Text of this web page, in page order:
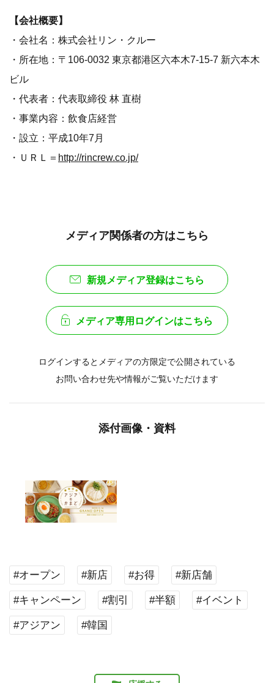
【会社概要】
・会社名：株式会社リン・クルー
・所在地：〒106-0032 東京都港区六本木7-15-7 新六本木
ビル
・代表者：代表取締役 林 直樹
・事業内容：飲食店経営
・設立：平成10年7月
・ＵＲＬ＝ http://rincrew.co.jp/
メディア関係者の方はこちら
新規メディア登録はこちら
メディア専用ログインはこちら
ログインするとメディアの方限定で公開されている
お問い合わせ先や情報がご覧いただけます
添付画像・資料
#オープン #新店 #お得 #新店舗
#キャンペーン #割引 #半額 #イベント
#アジアン #韓国